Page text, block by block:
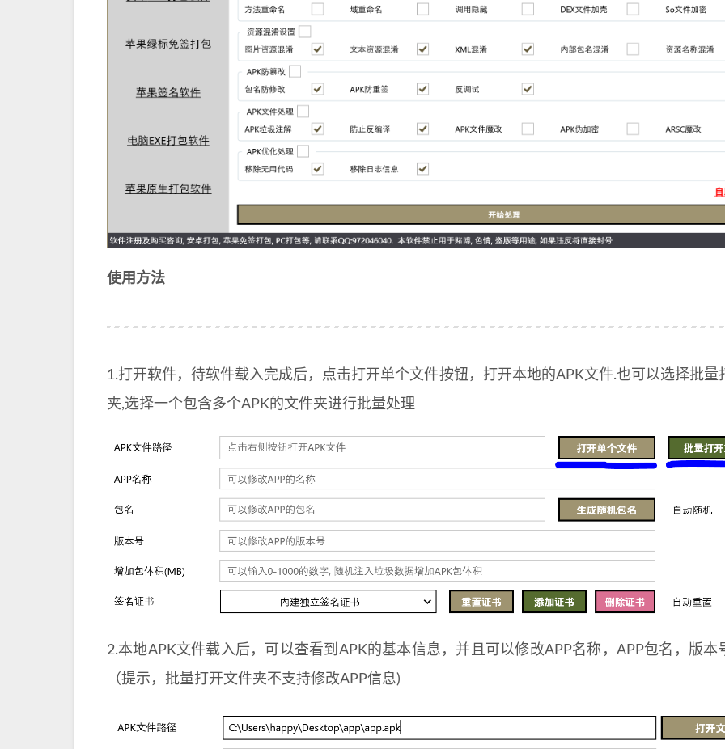
使用方法
1.打开软件，待软件载入完成后，点击打开单个文件按钮，打开本地的APK文件.也可以选择批量
夹,选择一个包含多个APK的文件夹进行批量处理
2.本地APK文件载入后，可以查看到APK的基本信息，并且可以修改APP名称，APP包名，版本
（提示，批量打开文件夹不支持修改APP信息)